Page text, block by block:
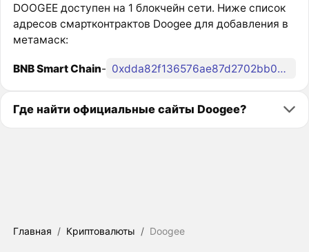
DOOGEE доступен на 1 блокчейн сети. Ниже список
адресов смартконтрактов Doogee для добавления в
метамаск:
BNB Smart Chain- 0xdda82f136576ae87d2702bb05370af274ce71dd5
Где найти официальные сайты Doogee?
Главная / Криптовалюты / Doogee